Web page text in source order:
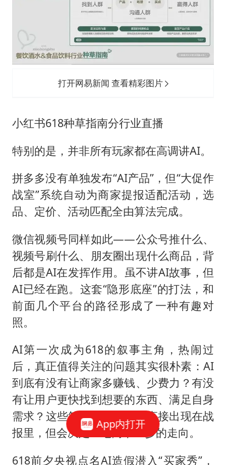
打开网易新闻 查看精彩图片
小红书618种草指南分行业直播
特别的是，并非所有玩家都在高调讲AI。
拼多多没有单独发布“AI产品”，但“大促作
战室”系统自动为商家提报适配活动，选
品、定价、活动匹配全由算法完成。
微信视频号同样如此——公众号推什么、
视频号刷什么、朋友圈出现什么商品，背
后都是AI在发挥作用。虽不讲AI故事，但
AI已经在跑。这套“隐形底座”的打法，和
前面几个平台的路径形成了一种有趣对
照。
AI第一次成为618的叙事主角，热闹过
后，真正值得关注的问题其实很朴素：AI
到底有没有让商家多赚钱、少费力？有没
有让用户更快找到想要的东西、满足自身
需求？这些答案，可能不会直接出现在战
报里，但会决定AI电商下一步的走向。
618前夕央视点名AI造假潜入“买家秀”，
App内打开